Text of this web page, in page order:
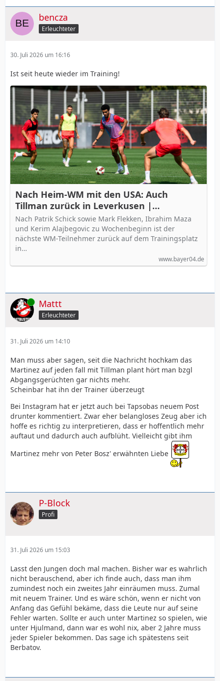
bencza
Erleuchteter
30. Juli 2026 um 16:16
Ist seit heute wieder im Training!
Nach Heim-WM mit den USA: Auch
Tillman zurück in Leverkusen |
Bayer04.de
Nach Patrik Schick sowie Mark Flekken, Ibrahim Maza
und Kerim Alajbegovic zu Wochenbeginn ist der
nächste WM-Teilnehmer zurück auf dem Trainingsplatz
in…
www.bayer04.de
Online Mattt
Erleuchteter
31. Juli 2026 um 14:10
Man muss aber sagen, seit die Nachricht hochkam das
Martinez auf jeden fall mit Tillman plant hört man bzgl
Abgangsgerüchten gar nichts mehr.
Scheinbar hat ihn der Trainer überzeugt
Bei Instagram hat er jetzt auch bei Tapsobas neuem Post
drunter kommentiert. Zwar eher belangloses Zeug aber ich
hoffe es richtig zu interpretieren, dass er hoffentlich mehr
auftaut und dadurch auch aufblüht. Vielleicht gibt ihm
Martinez mehr von Peter Bosz' erwähnten Liebe
P-Block
Profi
31. Juli 2026 um 15:03
Lasst den Jungen doch mal machen. Bisher war es wahrlich
nicht berauschend, aber ich finde auch, dass man ihm
zumindest noch ein zweites Jahr einräumen muss. Zumal
mit neuem Trainer. Und es wäre schön, wenn er nicht von
Anfang das Gefühl bekäme, dass die Leute nur auf seine
Fehler warten. Sollte er auch unter Martinez so spielen, wie
unter Hjulmand, dann war es wohl nix, aber 2 Jahre muss
jeder Spieler bekommen. Das sage ich spätestens seit
Berbatov.